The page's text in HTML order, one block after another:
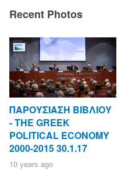
Recent Photos
ΠΑΡΟΥΣΙΑΣΗ ΒΙΒΛΙΟΥ
- ΤΗΕ GREEK
POLITICAL ECONOMY
2000-2015 30.1.17
10 years ago